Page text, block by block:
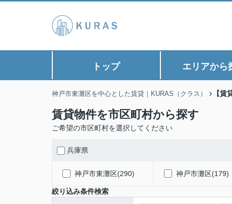
トップ エリアから
神戸市東灘区を中心とした賃貸｜KURAS（クラス） 【賃
賃貸物件を市区町村から探す
ご希望の市区町村を選択してください
兵庫県
神戸市東灘区(290) 神戸市灘区(179)
絞り込み条件検索